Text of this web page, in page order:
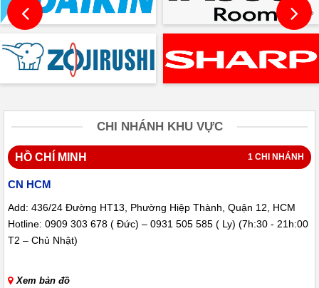
CHI NHÁNH KHU VỰC
HỒ CHÍ MINH 1 CHI NHÁNH
CN HCM
Add: 436/24 Đường HT13, Phường Hiệp Thành, Quận 12, HCM
Hotline: 0909 303 678 ( Đức) – 0931 505 585 ( Ly) (7h:30 - 21h:00
T2 – Chủ Nhật)
Xem bản đồ